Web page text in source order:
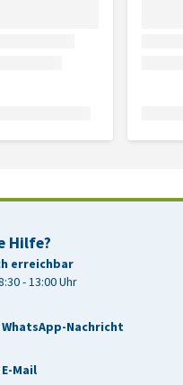
Hilfe?
erreichbar
- 13:00 Uhr
WhatsApp-Nachricht
Mail